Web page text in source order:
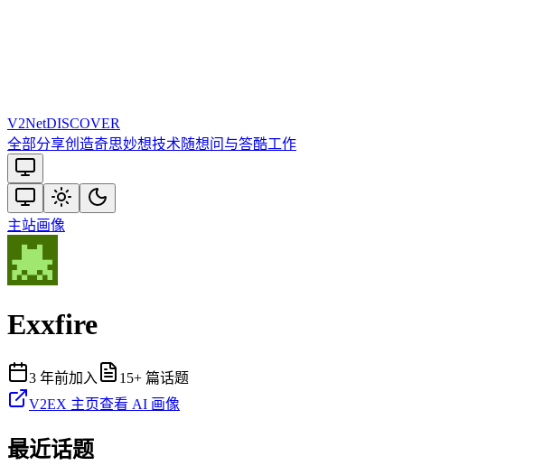
V2NetDISCOVER
全部分享创造奇思妙想技术随想问与答酷工作
主站画像
Exxfire
3 年前加入 15+ 篇话题
V2EX 主页查看 AI 画像
最近话题